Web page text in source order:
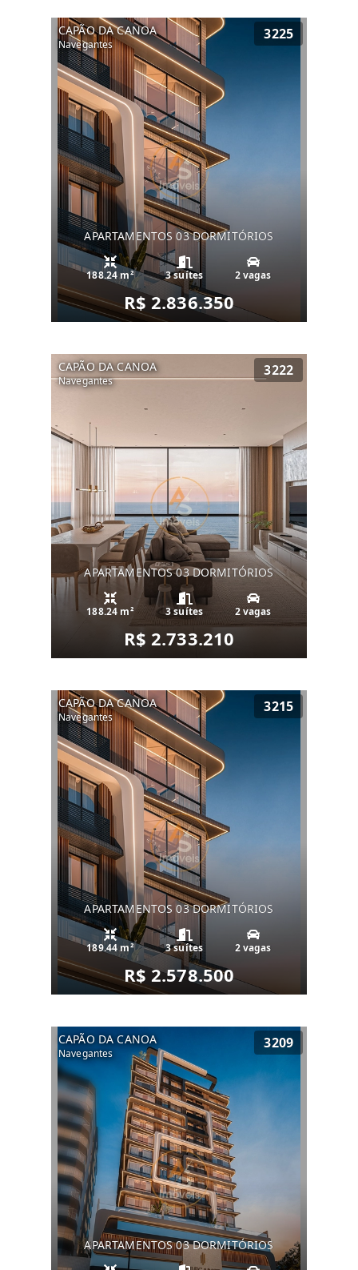
CAPÃO DA CANOA
Navegantes
3225
APARTAMENTOS 03 DORMITÓRIOS
188.24 m² 3 suítes 2 vagas
R$ 2.836.350
CAPÃO DA CANOA
Navegantes
3222
APARTAMENTOS 03 DORMITÓRIOS
188.24 m² 3 suítes 2 vagas
R$ 2.733.210
CAPÃO DA CANOA
Navegantes
3215
APARTAMENTOS 03 DORMITÓRIOS
189.44 m² 3 suítes 2 vagas
R$ 2.578.500
CAPÃO DA CANOA
Navegantes
3209
APARTAMENTOS 03 DORMITÓRIOS